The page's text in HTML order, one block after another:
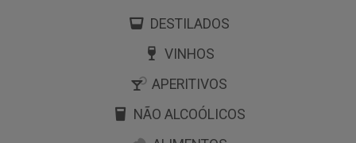
DESTILADOS
VINHOS
APERITIVOS
NÃO ALCOÓLICOS